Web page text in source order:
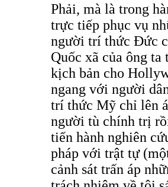
Phải, mà là trong
trực tiếp phục vụ
người trí thức Đức
Quốc xã của ông
kịch bản cho
ngang với người
trí thức Mỹ chỉ lên
người tù chính trị
tiến hành nghiên
pháp với trật tự
cảnh sát trấn áp